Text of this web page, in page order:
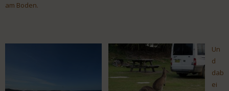
am Boden.
Un
d
dab
ei